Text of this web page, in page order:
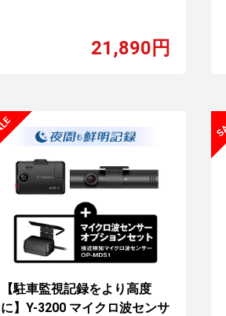
21,890円
【駐車監視記録をより高度
に】Y-3200 マイクロ波センサ